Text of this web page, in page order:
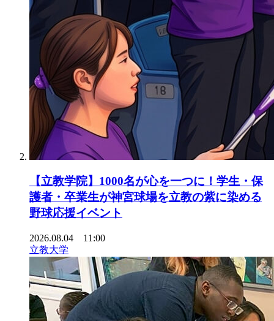
【立教学院】1000名が心を一つに！学生・保
護者・卒業生が神宮球場を立教の紫に染める
野球応援イベント
2026.08.04 11:00
立教大学